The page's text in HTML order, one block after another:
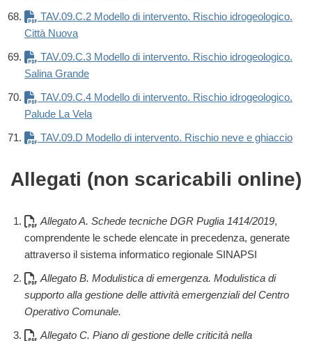
TAV.09.C.2 Modello di intervento. Rischio idrogeologico.
Città Nuova
TAV.09.C.3 Modello di intervento. Rischio idrogeologico.
Salina Grande
TAV.09.C.4 Modello di intervento. Rischio idrogeologico.
Palude La Vela
TAV.09.D Modello di intervento. Rischio neve e ghiaccio
Allegati (non scaricabili online)
Allegato A. Schede tecniche DGR Puglia 1414/2019,
comprendente le schede elencate in precedenza, generate
attraverso il sistema informatico regionale SINAPSI
Allegato B. Modulistica di emergenza. Modulistica di
supporto alla gestione delle attività emergenziali del Centro
Operativo Comunale.
Allegato C. Piano di gestione delle criticità nella